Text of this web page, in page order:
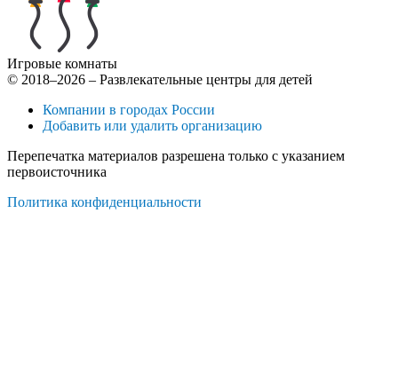
Игровые комнаты
© 2018–2026 – Развлекательные центры для детей
Компании в городах России
Добавить или удалить организацию
Перепечатка материалов разрешена только с указанием
первоисточника
Политика конфиденциальности